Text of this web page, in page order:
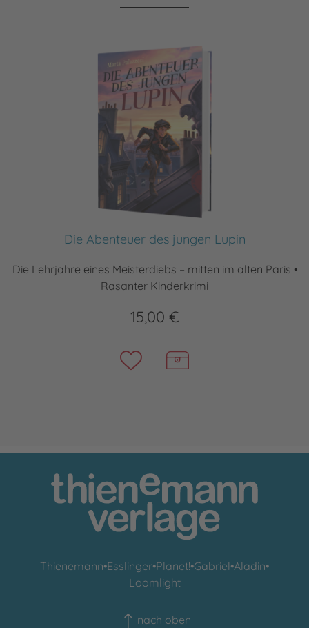
Die Abenteuer des jungen Lupin
Die Lehrjahre eines Meisterdiebs – mitten im alten Paris •
Rasanter Kinderkrimi
15,00 €
Thienemann•Esslinger•Planet!•Gabriel•Aladin•
Loomlight
nach oben